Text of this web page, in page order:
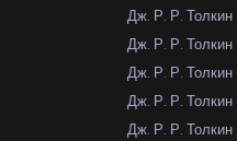
Дж. Р. Р.
Дж. Р. Р.
Дж. Р. Р.
Дж. Р. Р.
Дж. Р. Р.